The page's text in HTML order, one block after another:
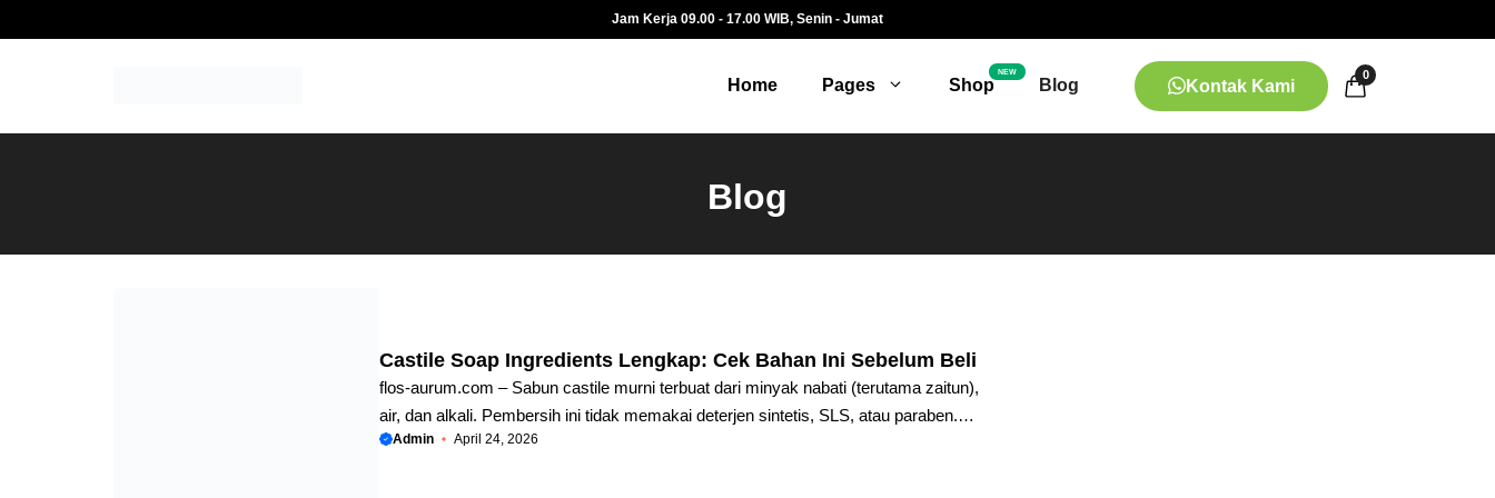
to
Jam Kerja 09.00 - 17.00 WIB, Senin - Jumat
Home Pages Shop
NEW
Blog Kontak Kami
0
Blog
Castile Soap Ingredients Lengkap: Cek Bahan Ini Sebelum Beli
flos-aurum.com – Sabun castile murni terbuat dari minyak nabati (terutama zaitun),
air, dan alkali. Pembersih ini tidak memakai deterjen sintetis, SLS, atau paraben.
Formula dasarnya menghasilkan busa lembut yang menjaga pelindung alami kulit.
Admin April 24, 2026